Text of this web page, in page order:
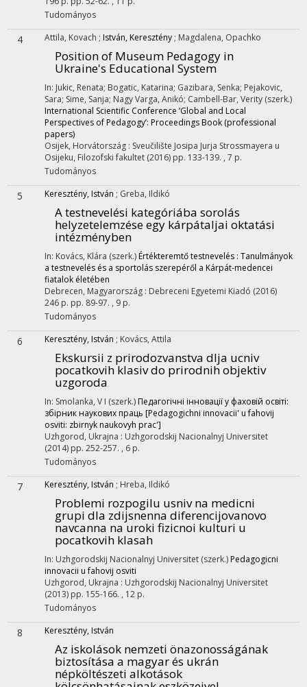
Tudományos
4 Attila, Kovach ; István, Keresztény ; Magdalena, Opachko
Position of Museum Pedagogy in
Ukraine's Educational System
In: Jukic, Renata; Bogatic, Katarina; Gazibara, Senka; Pejakovic,
Sara; Sime, Sanja; Nagy Varga, Anikó; Cambell-Bar, Verity (szerk.)
International Scientific Conference ’Global and Local
Perspectives of Pedagogy’: Proceedings Book (professional
papers)
Osijek, Horvátország : Sveučilište Josipa Jurja Strossmayera u
Osijeku, Filozofski fakultet (2016) pp. 133-139. , 7 p.
Tudományos
5 Keresztény, István ; Greba, Ildikó
A testnevelési kategóriába sorolás
helyzetelemzése egy kárpátaljai oktatási
intézményben
In: Kovács, Klára (szerk.) Értékteremtő testnevelés : Tanulmányok
a testnevelés és a sportolás szerepéről a Kárpát-medencei
fiatalok életében
Debrecen, Magyarország : Debreceni Egyetemi Kiadó (2016)
246 p. pp. 89-97. , 9 p.
Tudományos
6 Keresztény, István ; Kovács, Attila
Ekskursii z prirodozvanstva dlja ucniv
pocatkovih klasiv do prirodnih objektiv
uzgoroda
In: Smolanka, V I (szerk.) Педагогічні інновації у фаховій освіті:
збірник наукових праць [Pedagogichni innovacii' u fahovij
osviti: zbirnyk naukovyh prac']
Uzhgorod, Ukrajna : Uzhgorodskij Nacionalnyj Universitet
(2014) pp. 252-257. , 6 p.
Tudományos
7 Keresztény, István ; Hreba, Ildikó
Problemi rozpogilu usniv na medicni
grupi dla zdijsnenna diferencijovanovo
navcanna na uroki fizicnoi kulturi u
pocatkovih klasah
In: Uzhgorodskij Nacionalnyj Universitet (szerk.) Pedagogicni
innovacii u fahovij osviti
Uzhgorod, Ukrajna : Uzhgorodskij Nacionalnyj Universitet
(2013) pp. 155-166. , 12 p.
Tudományos
8 Keresztény, István
Az iskolások nemzeti önazonosságának
biztosítása a magyar és ukrán
népköltészeti alkotások